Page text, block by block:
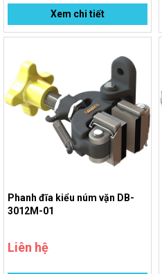
Xem chi tiết
Phanh đĩa kiểu núm vặn DB-
3012M-01
Liên hệ